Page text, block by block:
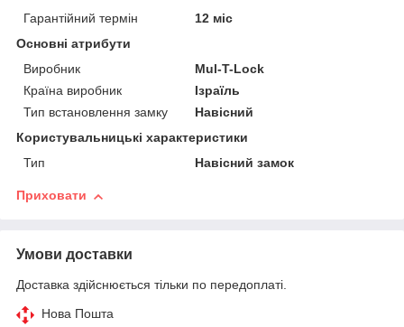
Гарантійний термін
12 міс
Основні атрибути
Виробник
Mul-T-Lock
Країна виробник
Ізраїль
Тип встановлення замку
Навісний
Користувальницькі характеристики
Тип
Навісний замок
Приховати
Умови доставки
Доставка здійснюється тільки по передоплаті.
Нова Пошта